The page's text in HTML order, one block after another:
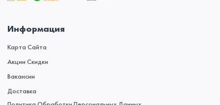
Информация
Карта Сайта
Акции Скидки
Вакансии
Доставка